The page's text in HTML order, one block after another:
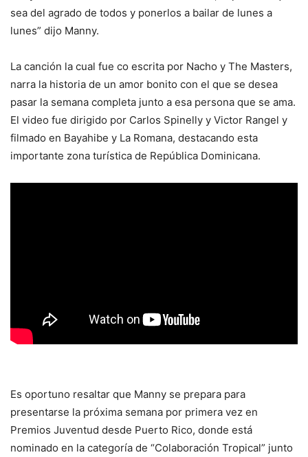
sea del agrado de todos y ponerlos a bailar de lunes a
lunes” dijo Manny.
La canción la cual fue co escrita por Nacho y The Masters,
narra la historia de un amor bonito con el que se desea
pasar la semana completa junto a esa persona que se ama.
El video fue dirigido por Carlos Spinelly y Victor Rangel y
filmado en Bayahibe y La Romana, destacando esta
importante zona turística de República Dominicana.
Es oportuno resaltar que Manny se prepara para
presentarse la próxima semana por primera vez en
Premios Juventud desde Puerto Rico, donde está
nominado en la categoría de “Colaboración Tropical” junto